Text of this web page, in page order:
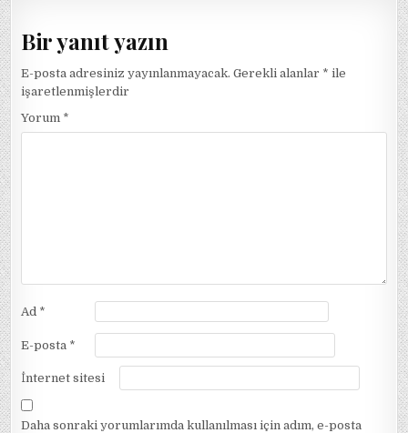
Bir yanıt yazın
E-posta adresiniz yayınlanmayacak. Gerekli alanlar * ile
işaretlenmişlerdir
Yorum *
Ad *
E-posta *
İnternet sitesi
Daha sonraki yorumlarımda kullanılması için adım, e-posta